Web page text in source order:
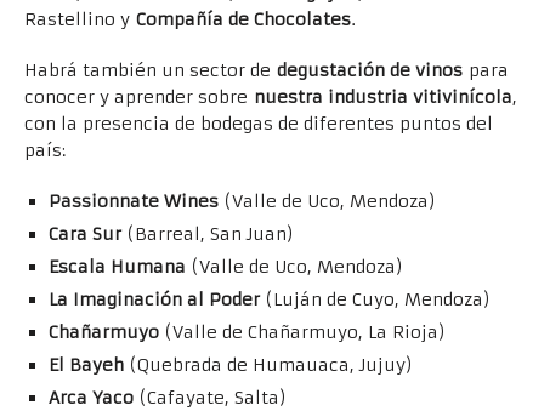
Rastellino y Compañía de Chocolates.
Habrá también un sector de degustación de vinos para
conocer y aprender sobre nuestra industria vitivinícola,
con la presencia de bodegas de diferentes puntos del
país:
Passionnate Wines (Valle de Uco, Mendoza)
Cara Sur(Barreal, San Juan)
Escala Humana (Valle de Uco, Mendoza)
La Imaginación al Poder(Luján de Cuyo, Mendoza)
Chañarmuyo (Valle de Chañarmuyo, La Rioja)
El Bayeh (Quebrada de Humauaca, Jujuy)
Arca Yaco (Cafayate, Salta)